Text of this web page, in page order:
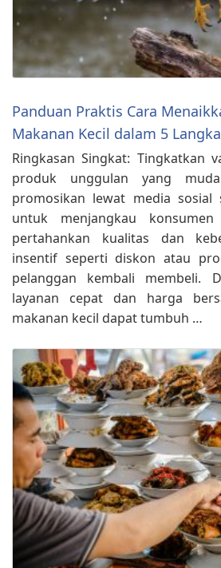
Panduan Praktis Cara
Makanan Kecil dalam 5
Ringkasan Singkat: Tingkatkan
produk unggulan yang
promosikan lewat media sosial
untuk menjangkau
pertahankan kualitas dan
insentif seperti diskon atau
pelanggan kembali membeli.
layanan cepat dan harga
makanan kecil dapat tumbuh …